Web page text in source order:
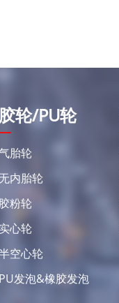
胶轮/PU轮
胎轮
无内胎轮
胶粉轮
实心轮
空心轮
PU发泡&橡胶发泡